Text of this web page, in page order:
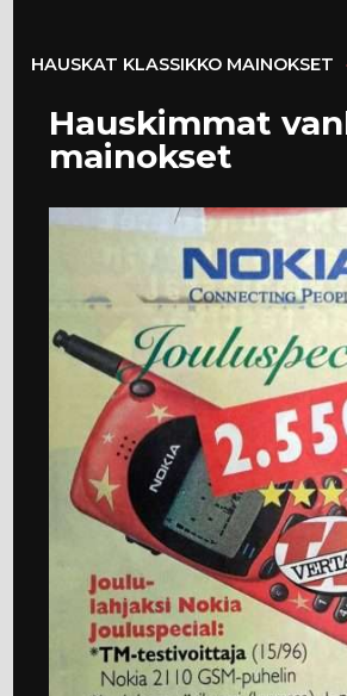
HAUSKAT KLASSIKKO MAINOKSET
Hauskimmat
mainokset